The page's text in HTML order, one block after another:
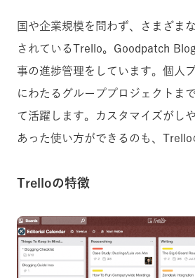
国や企業規模を問わず、さまざま
されているTrello。Goodpatch
事の進捗管理をしています。個人
にわたるグループプロジェクトま
て活躍します。カスタマイズがし
あった使い方ができるのも、Trello
Trelloの特徴